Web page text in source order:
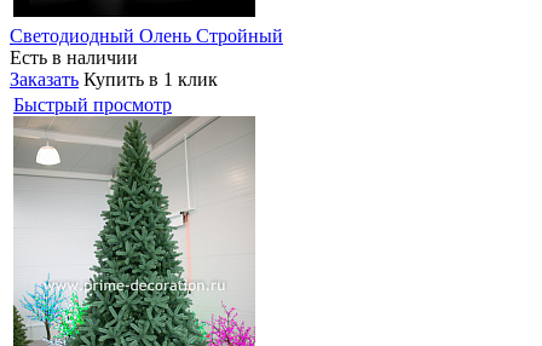
Светодиодный Олень Стройный
Есть в наличии
Заказать Купить в 1 клик
Быстрый просмотр